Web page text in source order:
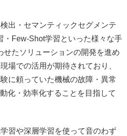
出・セマンティックセグメンテ
・Few-Shot学習といった様々な手
せたソリューションの開発を進め
場での活用が期待されており、
に頼っていた機械の故障・異常
化・効率化することを目指して
習や深層学習を使って音のわず